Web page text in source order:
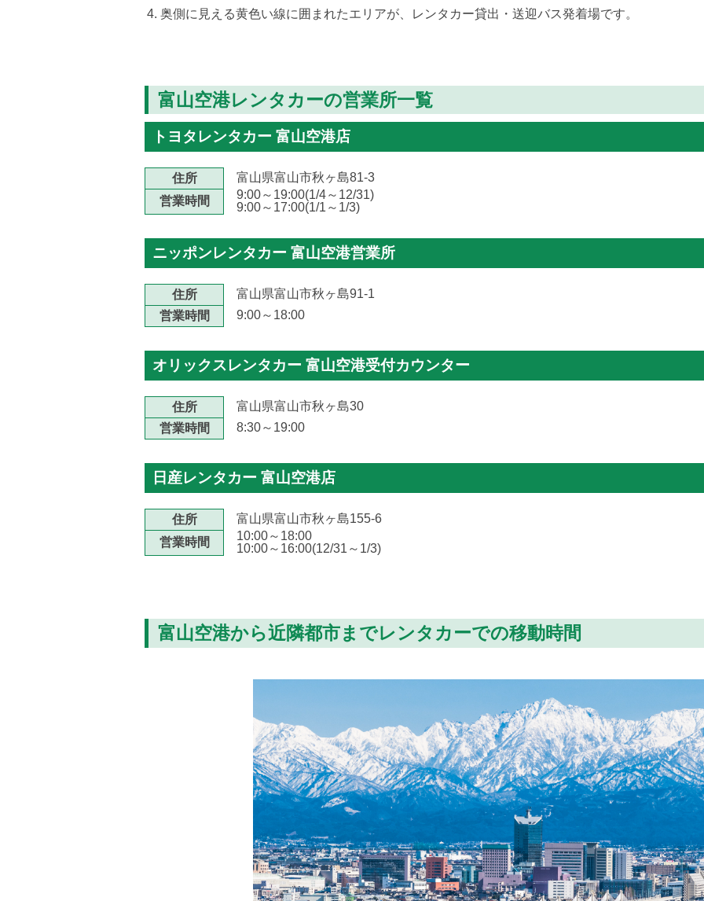
奥側に見える黄色い線に囲まれたエリアが、レンタカー貸出・送迎バス発着場です。
富山空港レンタカーの営業所一覧
トヨタレンタカー 富山空港店
住所
富山県富山市秋ヶ島81-3
営業時間
9:00～19:00(1/4～12/31)
9:00～17:00(1/1～1/3)
ニッポンレンタカー 富山空港営業所
住所
富山県富山市秋ヶ島91-1
営業時間
9:00～18:00
オリックスレンタカー 富山空港受付カウンター
住所
富山県富山市秋ヶ島30
営業時間
8:30～19:00
日産レンタカー 富山空港店
住所
富山県富山市秋ヶ島155-6
営業時間
10:00～18:00
10:00～16:00(12/31～1/3)
富山空港から近隣都市までレンタカーでの移動時間